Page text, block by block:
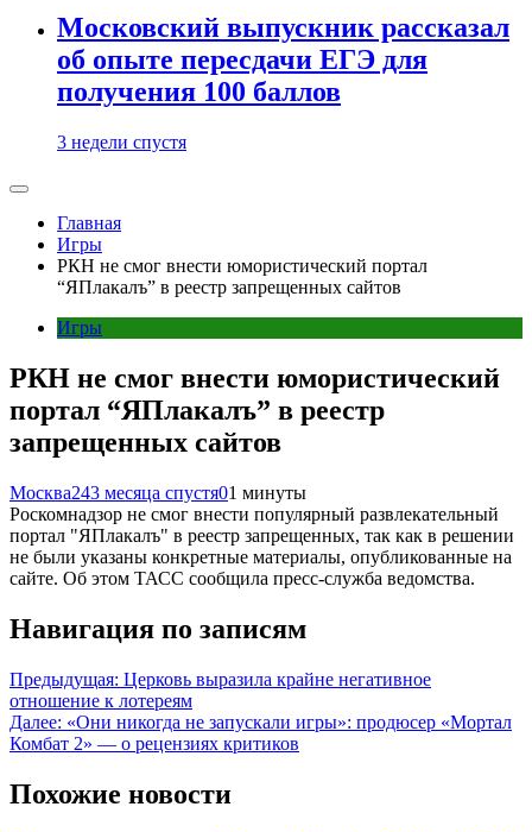
Московский выпускник рассказал
об опыте пересдачи ЕГЭ для
получения 100 баллов
3 недели спустя
Главная
Игры
РКН не смог внести юмористический портал
“ЯПлакалъ” в реестр запрещенных сайтов
Игры
РКН не смог внести юмористический
портал “ЯПлакалъ” в реестр
запрещенных сайтов
Москва243 месяца спустя01 минуты
Роскомнадзор не смог внести популярный развлекательный
портал "ЯПлакалъ" в реестр запрещенных, так как в решении
не были указаны конкретные материалы, опубликованные на
сайте. Об этом ТАСС сообщила пресс-служба ведомства.
Навигация по записям
Предыдущая: Церковь выразила крайне негативное
отношение к лотереям
Далее: «Они никогда не запускали игры»: продюсер «Мортал
Комбат 2» — о рецензиях критиков
Похожие новости